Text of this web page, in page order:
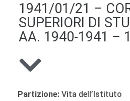
1941/01/21 –
SUPERIORI DI
AA. 1940-1941 –
Partizione: Vita dell’Istituto